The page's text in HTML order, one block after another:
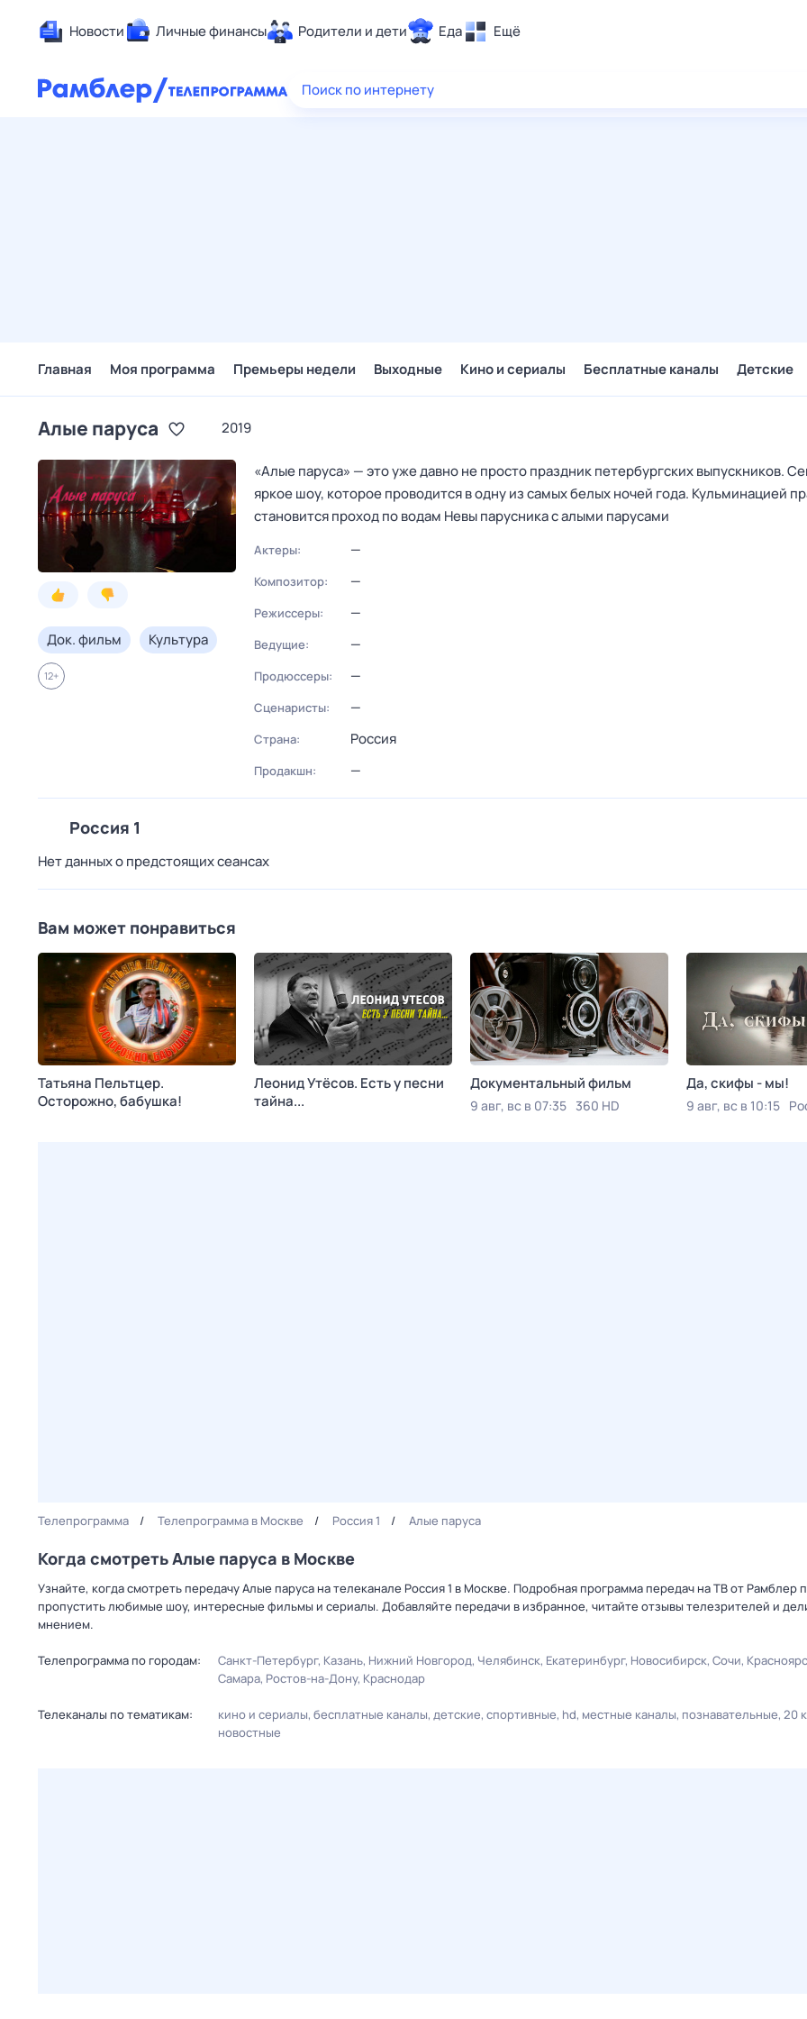
Новости Личные финансы Родители и дети Еда Ещё
Здоровье
Поиск по интернету
Главная Моя программа Премьеры недели Выходные Кино и сериалы Бесплатные каналы Детские
Алые паруса 2019
Док. фильм Культура
12+
«Алые паруса» — это уже давно не просто праздник петербургских выпускников.
яркое шоу, которое проводится в одну из самых белых ночей года. Кульминацией
становится проход по водам Невы парусника с алыми парусами
Актеры: —
Композитор: —
Режиссеры: —
Ведущие: —
Продюссеры: —
Сценаристы: —
Страна: Россия
Продакшн: —
Россия 1
Нет данных о предстоящих сеансах
Вам может понравиться
Татьяна Пельтцер.
Осторожно, бабушка!
Леонид Утёсов. Есть у песни
тайна...
Документальный фильм
9 авг, вс в 07:35 360 HD
Да, скифы - мы!
9 авг, вс в 10:15
Телепрограмма Телепрограмма в Москве Россия 1 Алые паруса
Когда смотреть Алые паруса в Москве
Узнайте, когда смотреть передачу Алые паруса на телеканале Россия 1 в Москве. Подробная программа передач на ТВ от Рамблер
пропустить любимые шоу, интересные фильмы и сериалы. Добавляйте передачи в избранное, читайте отзывы телезрителей и
мнением.
Телепрограмма по городам: Санкт-Петербург Казань Нижний Новгород Челябинск Екатеринбург Новосибирск Сочи
Самара Ростов-на-Дону Краснодар
Телеканалы по тематикам: кино и сериалы бесплатные каналы детские спортивные hd местные каналы познавательные 20
новостные